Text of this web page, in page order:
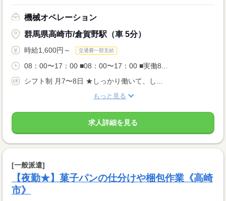
機械オペレーション
群馬県高崎市/倉賀野駅（車 5分）
時給1,600円～ 交通費一部支給
08：00〜17：00 ■08：00〜17：00 ■実働8...
シフト制 月7〜8日 ★しっかり働いて、し...
もっと見る
求人詳細を見る
[一般派遣]
【夜勤★】菓子パンの仕分けや梱包作業《高崎
市》